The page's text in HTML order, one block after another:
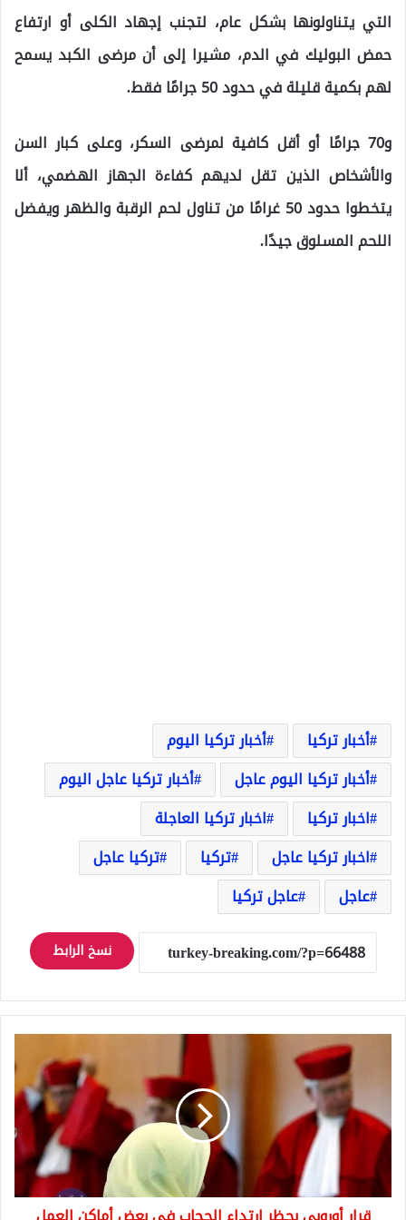
التي يتناولونها بشكل عام، لتجنب إجهاد الكلى أو ارتفاع
حمض البوليك في الدم، مشيرا إلى أن مرضى الكبد يسمح
لهم بكمية قليلة في حدود 50 جرامًا فقط.
و70 جرامًا أو أقل كافية لمرضى السكر، وعلى كبار السن
والأشخاص الذين تقل لديهم كفاءة الجهاز الهضمي، ألا
يتخطوا حدود 50 غرامًا من تناول لحم الرقبة والظهر ويفضل
اللحم المسلوق جيدًا.
أخبار تركيا
أخبار تركيا اليوم
أخبار تركيا اليوم عاجل
أخبار تركيا عاجل اليوم
اخبار تركيا
اخبار تركيا العاجلة
اخبار تركيا عاجل
تركيا
تركيا عاجل
عاجل
عاجل تركيا
نسخ الرابط
ارتداء
الحجاب
في
بعض
أماكن
العمل